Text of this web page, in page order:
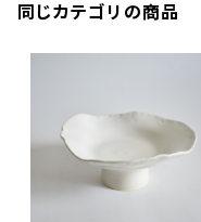
同じカテゴリの商品